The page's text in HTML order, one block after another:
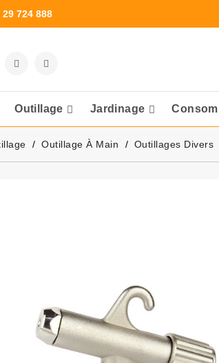
29 724 888
Outillage Jardinage
Outillage À Main Outillages Divers